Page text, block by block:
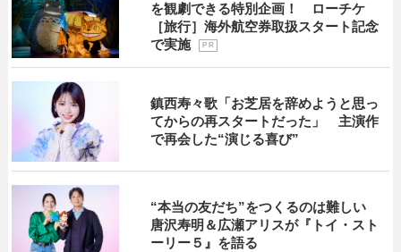
を観劇できる特別企画！ ローチケ
［旅行］海外航空券取扱スタート記念
で実施
P R
鎮西寿々歌「お芝居を辞めようと思っ
てからの再スタートだった」 主演作
で再会した“演じる喜び”
“本当の友だち”をつくるのは難しい
唐沢寿明＆広瀬アリスが『トイ・スト
ーリー５』を語る